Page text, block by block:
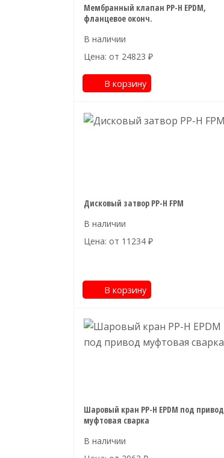
Мембранный клапан PP-H EPDM,
фланцевое оконч.
Цена: от 24823 ₽
В корзину
Дисковый затвор PP-H FPM
Цена: от 11234 ₽
В корзину
Шаровый кран PP-H EPDM под привод
муфтовая сварка